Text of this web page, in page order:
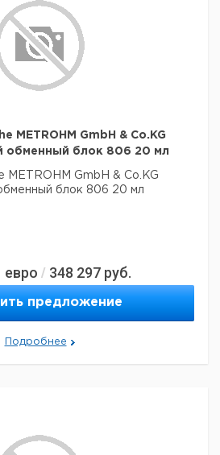
METROHM GmbH & Co.KG
обменный блок 806 20 мл
METROHM GmbH & Co.KG
блок 806 20 мл
евро / 348 297 руб.
предложение
Подробнее